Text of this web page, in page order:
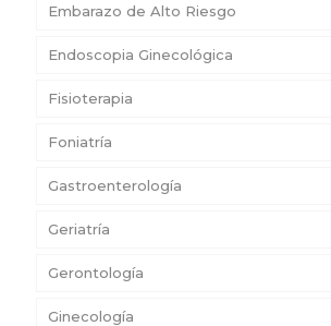
Embarazo de Alto Riesgo
Endoscopia Ginecológica
Fisioterapia
Foniatría
Gastroenterología
Geriatría
Gerontología
Ginecología